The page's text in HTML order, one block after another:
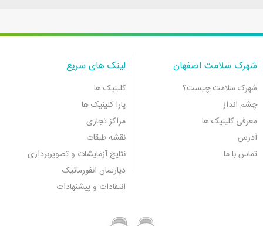
شهرک سلامت اصفهان
شهرک سلامت چیست؟
چشم انداز
معرفی کلینیک ها
آدرس
تماس با ما
لینک های سریع
کلینیک ها
پارا کلینیک ها
مراکز تجاری
نقشه طبقات
نتایج آزمایشات و تصویربرداری
دپارتمان انفورماتیک
انتقادات و پیشنهادات